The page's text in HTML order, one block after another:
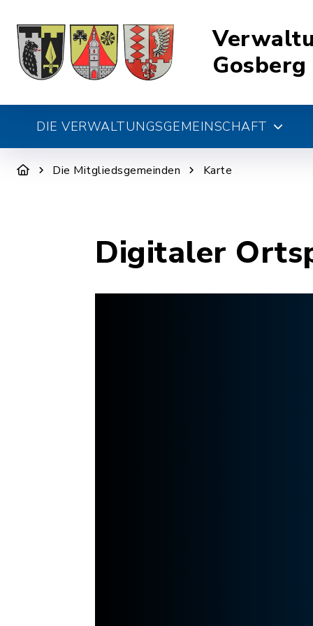
Gosberg
DIE VERWALTUNGSGEMEINSCHAFT
Die Mitgliedsgemeinden Karte
Digitaler